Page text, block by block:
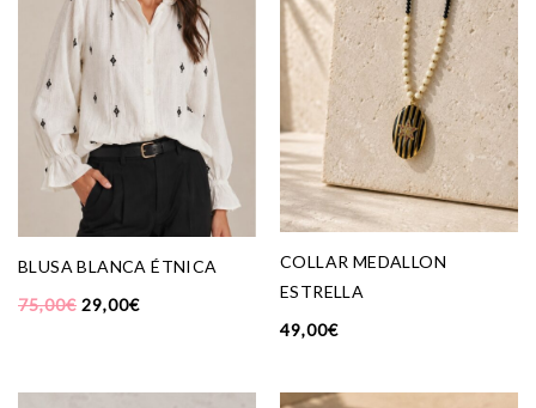
BLUSA BLANCA ÉTNICA
75,00€ 29,00€
COLLAR MEDALLON
ESTRELLA
49,00€